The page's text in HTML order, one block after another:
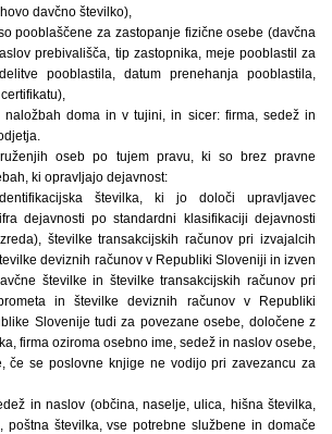
davčno številko),
pooblaščene za zastopanje fizične osebe (davčna
prebivališča, tip zastopnika, meje pooblastil za
pooblastila, datum prenehanja pooblastila,
doma in v tujini, in sicer: firma, sedež in
oseb po tujem pravu, ki so brez pravne
ki opravljajo dejavnost:
številka, ki jo določi upravljavec
dejavnosti po standardni klasifikaciji dejavnosti
številke transakcijskih računov pri izvajalcih
deviznih računov v Republiki Sloveniji in izven
številke in številke transakcijskih računov pri
in številke deviznih računov v Republiki
Slovenije tudi za povezane osebe, določene z
firma oziroma osebno ime, sedež in naslov osebe,
če se poslovne knjige ne vodijo pri zavezancu za
in naslov (občina, naselje, ulica, hišna številka,
poštna številka, vse potrebne službene in domače